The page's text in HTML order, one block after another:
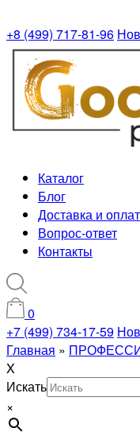
+8 (499) 717-81-96
Каталог
Блог
Доставка и
Вопрос-ответ
Контакты
0
+7 (499) 734-17-59
Главная »
X
Искать
×